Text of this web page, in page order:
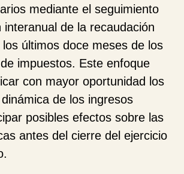
mediante el seguimiento
interanual de la recaudación
últimos doce meses de los
impuestos. Este enfoque
con mayor oportunidad los
de los ingresos
posibles efectos sobre las
antes del cierre del ejercicio